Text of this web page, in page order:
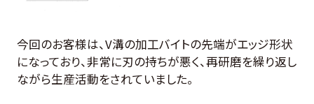
今回のお客様は、V溝の加工バイトの先端がエッジ形状
になっており、非常に刃の持ちが悪く、再研磨を繰り返し
ながら生産活動をされていました。